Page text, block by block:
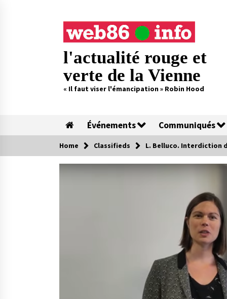
l'actualité rouge et
verte de la Vienne
« Il faut viser l'émancipation » Robin Hood
Événements Communiqués
Home Classifieds L. Belluco. Interdiction